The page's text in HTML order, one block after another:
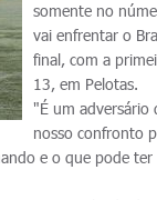
somente no
vai enfrentar o
final, com a
13, em Pelotas.
"É um adversário
nosso confronto
e o que pode